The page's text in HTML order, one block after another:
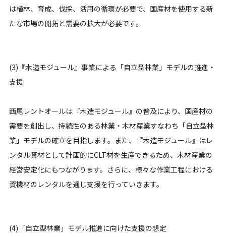
は植林、育成、伐採、活用の循環が必要で、国産材を使用する新
たな市場の開拓と需要の拡大が必要です。
(3)『木造モジュール』事業による「自立型林業」モデルの推進・
支援
西尾レントオールは『木造モジュール』の普及により、国産材の
需要を創出し、持続性のある林業・木材産業すなわち「自立型林
業」モデルの確立を目指します。また、『木造モジュール』はレ
ンタル資材として計画的にCLT材を生産できるため、木材産業の
経営安定化にもつながります。さらに、様々な作業工程における
資機材のレンタルを通じ支援を行っていきます。
(4)「自立型林業」モデル推進に向けた支援の想定